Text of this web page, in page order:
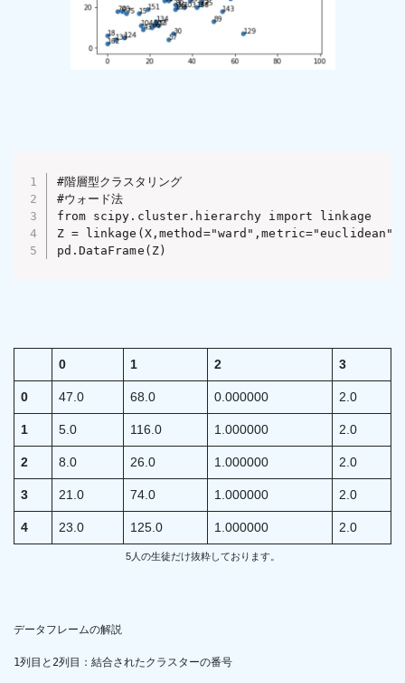
#階層型クラスタリング
#ウォード法
from scipy.cluster.hierarchy import linkage
Z = linkage(X,method="ward",metric="euclidean")
pd.DataFrame(Z)
0 1 2 3
0 47.0 68.0 0.000000 2.0
1 5.0 116.0 1.000000 2.0
2 8.0 26.0 1.000000 2.0
3 21.0 74.0 1.000000 2.0
4 23.0 125.0 1.000000 2.0
5人の生徒だけ抜粋しております。
データフレームの解説
1列目と2列目：結合されたクラスターの番号